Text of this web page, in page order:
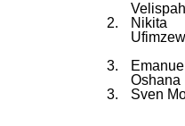
2.
Nikita
Ufimzew
3.
Oshana
3.
Sven